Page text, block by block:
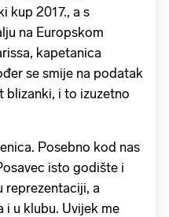
kup 2017., a s
na Europskom
kapetanica
se smije na podatak
blizanki, i to izuzetno
Posebno kod nas
isto godište i
reprezentaciji, a
u klubu. Uvijek me